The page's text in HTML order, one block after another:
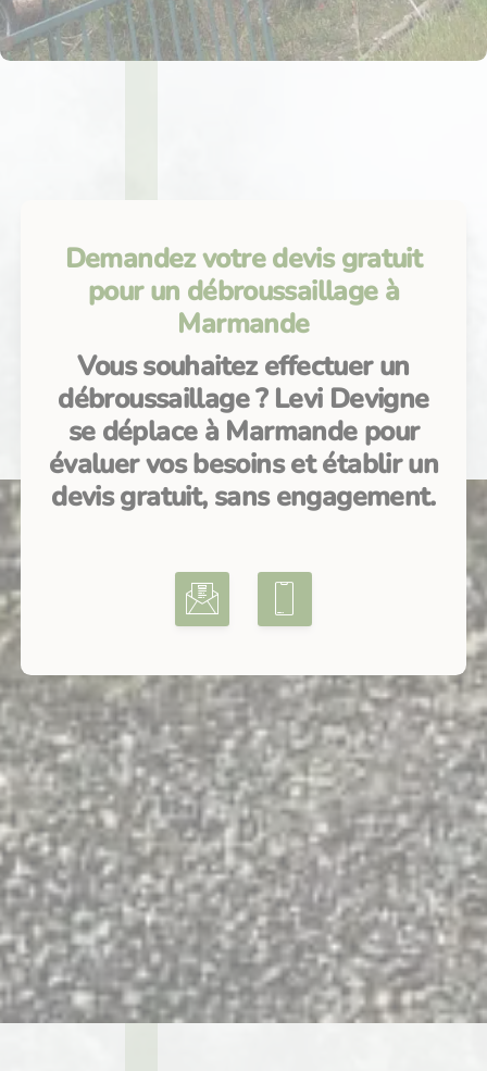
Demandez votre devis gratuit
pour un débroussaillage à
Marmande
Vous souhaitez effectuer un
débroussaillage ? Levi Devigne
se déplace à Marmande pour
évaluer vos besoins et établir un
devis gratuit, sans engagement.